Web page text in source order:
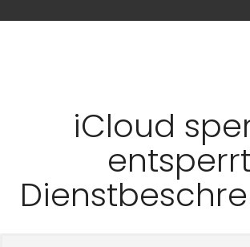
iCloud
entsperrt